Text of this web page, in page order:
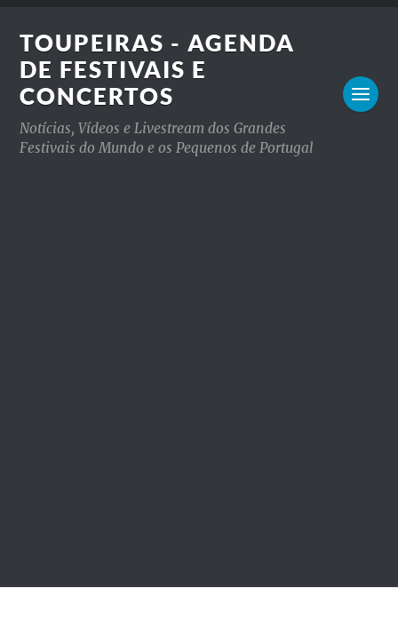
TOUPEIRAS - AGENDA
DE FESTIVAIS E
CONCERTOS
Notícias, Vídeos e Livestream dos Grandes
Festivais do Mundo e os Pequenos de Portugal